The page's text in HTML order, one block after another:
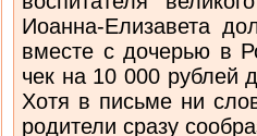
Иоанна-Елизавета
вместе с дочерью в
чек на 10 000 рублей
Хотя в письме ни
родители сразу